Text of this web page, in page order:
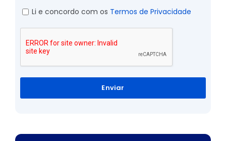
Li e concordo com os Termos de Privacidade
Enviar